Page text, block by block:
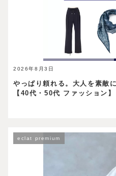
2026年8月3日
やっぱり頼れる。大人を素敵
【40代・50代 ファッション】
eclat premium